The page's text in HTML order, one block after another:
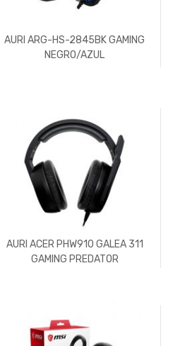
AURI ARG-HS-2845BK GAMING
NEGRO/AZUL
AURI ACER PHW910 GALEA 311
GAMING PREDATOR